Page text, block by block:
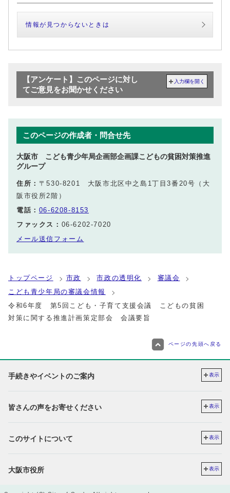
情報が見つからないときは
【アンケート】このページに対し
てご意見をお聞かせください
入力欄を開く
このページの作成者・問合せ先
大阪市 こども青少年局企画部企画課こどもの貧困対策推進
グループ
住所： 〒530-8201 大阪市北区中之島1丁目3番20号（大
阪市役所2階）
電話： 06-6208-8153
ファックス： 06-6202-7020
メール送信フォーム
トップページ 市政 市政の透明化
審議会
こども青少年局の審議会情報
令和6年度 第5回こども・子育て支援会議 こどもの貧困
対策に関する推進計画策定部会 会議要旨
ページの先頭へ戻る
手続きやイベントのご案内 表示
皆さんの声をお寄せください 表示
このサイトについて 表示
大阪市役所 表示